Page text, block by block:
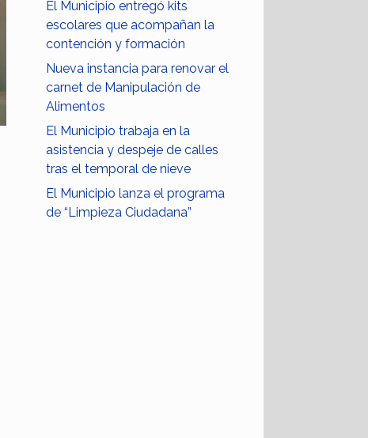
El Municipio entregó kits
escolares que acompañan la
contención y formación
Nueva instancia para renovar el
carnet de Manipulación de
Alimentos
El Municipio trabaja en la
asistencia y despeje de calles
tras el temporal de nieve
El Municipio lanza el programa
de “Limpieza Ciudadana”